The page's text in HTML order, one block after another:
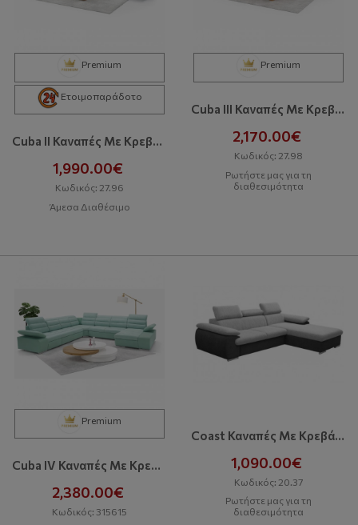
Premium
Ετοιμοπαράδοτο
Cuba II Καναπές Με Κρεβάτι Και Αποθηκευτικό Χώρο
1,990.00€
Κωδικός: 27.96
Άμεσα Διαθέσιμο
Premium
Cuba III Καναπές Με Κρεβάτι Και Αποθηκευτικό Χώρο
2,170.00€
Κωδικός: 27.98
Ρωτήστε μας για τη
διαθεσιμότητα
Premium
Cuba IV Καναπές Με Κρεβάτι Και Αποθηκευτικό Χώρο
2,380.00€
Κωδικός: 315615
Coast Καναπές Με Κρεβάτι Και Αποθηκευτικό Χώρο
1,090.00€
Κωδικός: 20.37
Ρωτήστε μας για τη
διαθεσιμότητα